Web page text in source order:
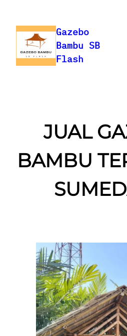
content
Gazebo
Bambu SB
Flash
JUAL
BAMBU